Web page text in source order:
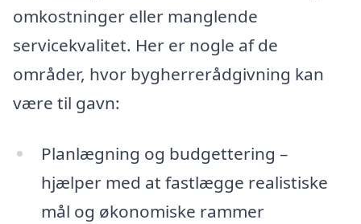
omkostninger eller manglende
servicekvalitet. Her er nogle af de
områder, hvor bygherrerådgivning kan
være til gavn:
Planlægning og budgettering –
hjælper med at fastlægge realistiske
mål og økonomiske rammer